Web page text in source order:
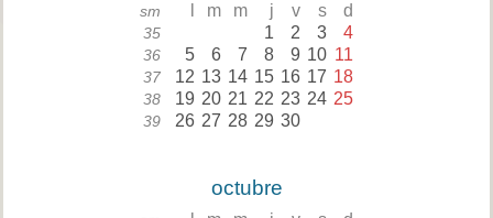
sm m m j v s d
35 1 2 3 4
36 5 6 7 8 9 10 11
37 12 13 14 15 16 17 18
38 19 20 21 22 23 24 25
39 26 27 28 29 30
octubre